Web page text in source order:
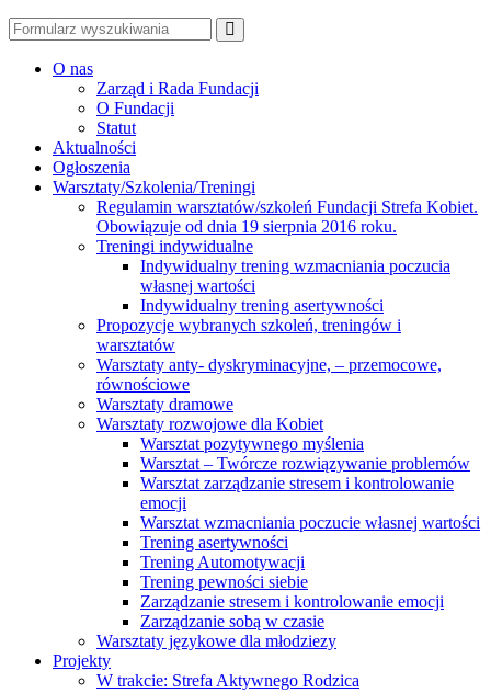
O nas
Zarząd i Rada Fundacji
O Fundacji
Statut
Aktualności
Ogłoszenia
Warsztaty/Szkolenia/Treningi
Regulamin warsztatów/szkoleń Fundacji Strefa Kobiet.
Obowiązuje od dnia 19 sierpnia 2016 roku.
Treningi indywidualne
Indywidualny trening wzmacniania poczucia
własnej wartości
Indywidualny trening asertywności
Propozycje wybranych szkoleń, treningów i
warsztatów
Warsztaty anty- dyskryminacyjne, – przemocowe,
równościowe
Warsztaty dramowe
Warsztaty rozwojowe dla Kobiet
Warsztat pozytywnego myślenia
Warsztat – Twórcze rozwiązywanie problemów
Warsztat zarządzanie stresem i kontrolowanie
emocji
Warsztat wzmacniania poczucie własnej wartości
Trening asertywności
Trening Automotywacji
Trening pewności siebie
Zarządzanie stresem i kontrolowanie emocji
Zarządzanie sobą w czasie
Warsztaty językowe dla młodziezy
Projekty
W trakcie: Strefa Aktywnego Rodzica